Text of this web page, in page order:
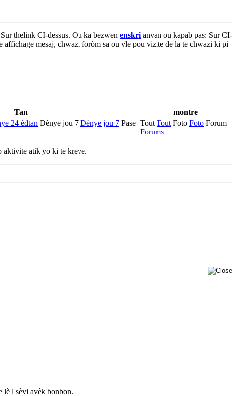
thelink CI-dessus. Ou ka bezwen enskri anvan ou kapab pas: Sur CI-
affichage mesaj, chwazi foròm sa ou vle pou vizite de la te chwazi ki pi
Tan
montre
24 èdtan Dènye jou 7 Dènye jou 7 Pase Tout Tout Foto Foto Forum
Forums
aktivite atik yo ki te kreye.
lè l sèvi avèk bonbon.